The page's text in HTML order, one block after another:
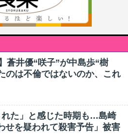
蒼井優“咲子”が中島歩“樹
のは不倫ではないのか、これ
た」と感じた時期も…島崎
せを疑われて殺害予告」被害